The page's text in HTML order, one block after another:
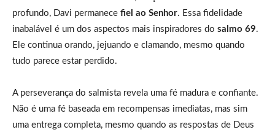
profundo, Davi permanece fiel ao Senhor. Essa fidelidade
inabalável é um dos aspectos mais inspiradores do salmo 69.
Ele continua orando, jejuando e clamando, mesmo quando
tudo parece estar perdido.
A perseverança do salmista revela uma fé madura e confiante.
Não é uma fé baseada em recompensas imediatas, mas sim
uma entrega completa, mesmo quando as respostas de Deus